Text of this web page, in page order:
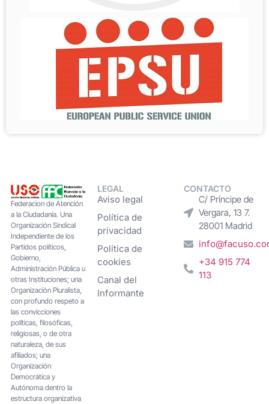
Federacion de Atención
a la Ciudadanía. Una
Organización Sindical
Independiente de los
Partidos políticos,
Gobierno,
Administración Pública u
otras Instituciones; una
Organización Pluralista,
con profundo respeto a
las convicciones
políticas, filosóficas,
religiosas, o de otra
naturaleza, de sus
afiliados; una
Organización
Democrática y
Autónoma dentro la
estructura organizativa
LEGAL
Aviso legal
Política de
privacidad
Política de
cookies
Canal del
Informante
CONTACTO
C/ Príncipe de
Vergara, 13 7.
28001 Madrid
+34 915 774
113